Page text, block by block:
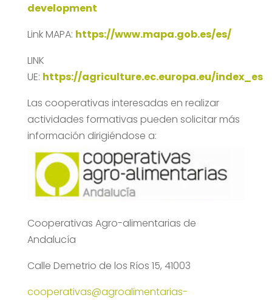
development
Link MAPA: https://www.mapa.gob.es/es/
LINK
UE: https://agriculture.ec.europa.eu/index_es
Las cooperativas interesadas en realizar
actividades formativas pueden solicitar más
información dirigiéndose a:
Cooperativas Agro-alimentarias de
Andalucía
Calle Demetrio de los Ríos 15, 41003
cooperativas@agroalimentarias-